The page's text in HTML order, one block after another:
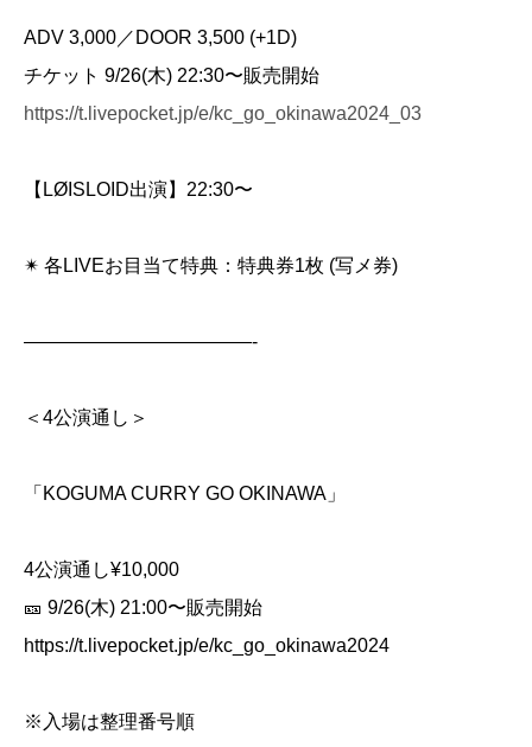
ADV 3,000／DOOR 3,500 (+1D)
チケット 9/26(木) 22:30〜販売開始
https://t.livepocket.jp/e/kc_go_okinawa2024_03
【LØISLOID出演】22:30〜
✴︎ 各LIVEお目当て特典：特典券1枚 (写メ券)
————————————-
＜4公演通し＞
「KOGUMA CURRY GO OKINAWA」
4公演通し¥10,000
🎫 9/26(木) 21:00〜販売開始
https://t.livepocket.jp/e/kc_go_okinawa2024
※入場は整理番号順